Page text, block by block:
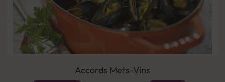
Accords Mets-Vins